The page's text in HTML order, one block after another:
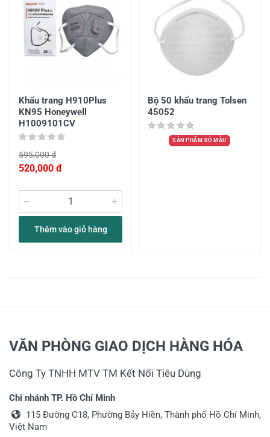
Khẩu trang H910Plus
KN95 Honeywell
H1009101CV
595,000 đ
520,000 đ
Thêm vào giỏ hàng
Bộ 50 khẩu trang Tolsen
45052
SẢN PHẨM BỎ MẪU
VĂN PHÒNG GIAO DỊCH HÀNG HÓA
Công Ty TNHH MTV TM Kết Nối Tiêu Dùng
Chi nhánh TP. Hồ Chí Minh
115 Đường C18, Phường Bảy Hiền, Thành phố Hồ Chí Minh,
Việt Nam